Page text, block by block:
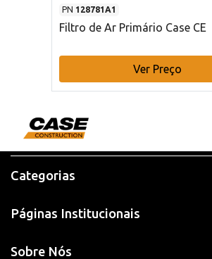
PN 128781A1
Filtro de Ar Primário Case CE
Ver Preço
Categorias
Páginas Institucionais
Sobre Nós